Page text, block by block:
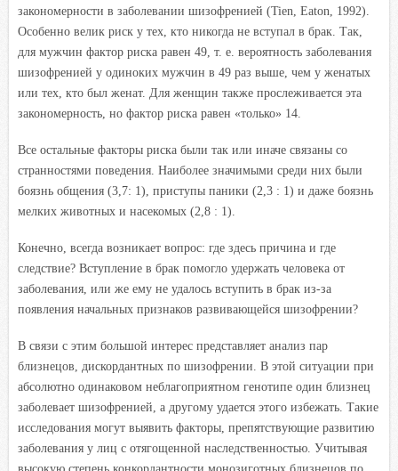
закономерности в заболевании шизофренией (Tien, Eaton, 1992).
Особенно велик риск у тех, кто никогда не вступал в брак. Так,
для мужчин фактор риска равен 49, т. е. вероятность заболевания
шизофренией у одиноких мужчин в 49 раз выше, чем у женатых
или тех, кто был женат. Для женщин также прослеживается эта
закономерность, но фактор риска равен «только» 14.
Все остальные факторы риска были так или иначе связаны со
странностями поведения. Наиболее значимыми среди них были
боязнь общения (3,7: 1), приступы паники (2,3 : 1) и даже боязнь
мелких животных и насекомых (2,8 : 1).
Конечно, всегда возникает вопрос: где здесь причина и где
следствие? Вступление в брак помогло удержать человека от
заболевания, или же ему не удалось вступить в брак из-за
появления начальных признаков развивающейся шизофрении?
В связи с этим большой интерес представляет анализ пар
близнецов, дискордантных по шизофрении. В этой ситуации при
абсолютно одинаковом неблагоприятном генотипе один близнец
заболевает шизофренией, а другому удается этого избежать. Такие
исследования могут выявить факторы, препятствующие развитию
заболевания у лиц с отягощенной наследственностью. Учитывая